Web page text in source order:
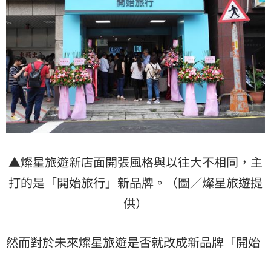
▲燦星旅遊新店面開張風格與以往大不相同，主
打的是「開始旅行」新品牌。（圖／燦星旅遊提
供）
然而對於未來燦星旅遊是否就改成新品牌「開始